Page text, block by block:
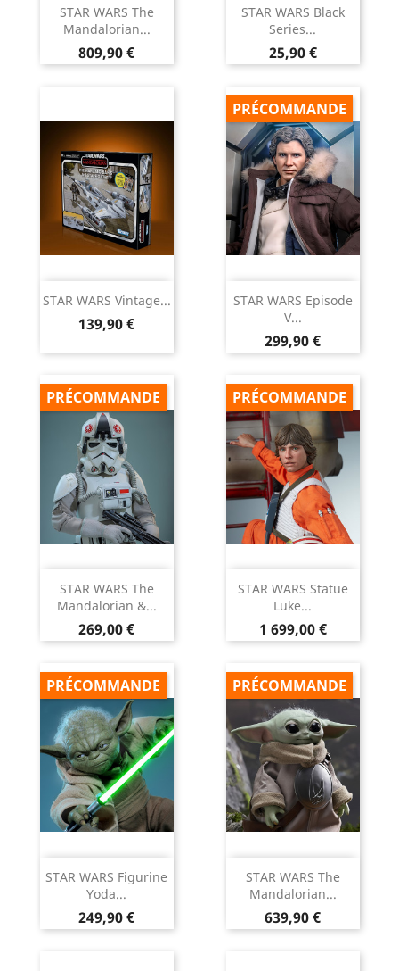
STAR WARS The
Mandalorian...
Prix
809,90 €
STAR WARS Black
Series...
Prix
25,90 €
STAR WARS Vintage...
Prix
139,90 €
STAR WARS Episode
V...
Prix
299,90 €
PRÉCOMMANDE
STAR WARS The
Mandalorian &...
Prix
269,00 €
PRÉCOMMANDE
STAR WARS Statue
Luke...
Prix
1 699,00 €
PRÉCOMMANDE
STAR WARS Figurine
Yoda...
Prix
249,90 €
PRÉCOMMANDE
STAR WARS The
Mandalorian...
Prix
639,90 €
PRÉCOMMANDE